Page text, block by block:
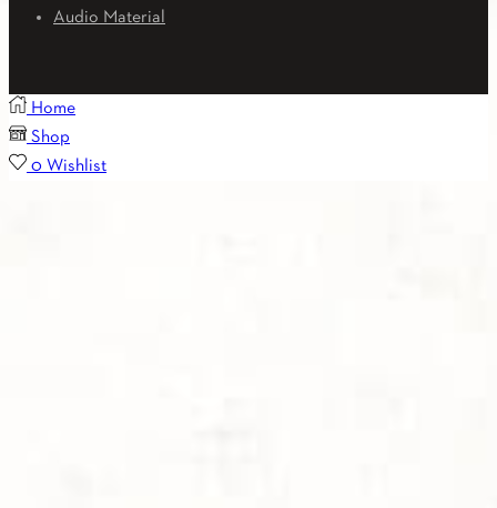
Audio Material
Home
Shop
0 Wishlist